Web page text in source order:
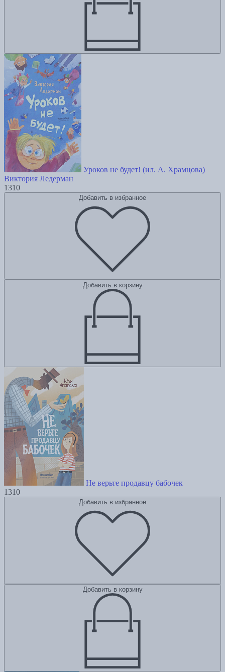
Уроков не будет! (ил. А. Храмцова)
Виктория Ледерман
1310
Добавить в избранное
Добавить в корзину
Не верьте продавцу бабочек
1310
Добавить в избранное
Добавить в корзину